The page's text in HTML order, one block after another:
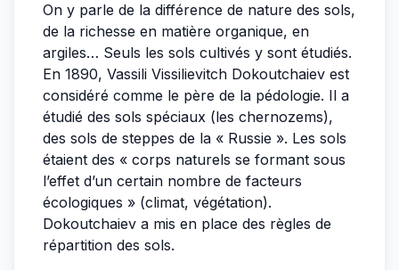
On y parle de la différence de nature des sols,
de la richesse en matière organique, en
argiles… Seuls les sols cultivés y sont étudiés.
En 1890, Vassili Vissilievitch Dokoutchaiev est
considéré comme le père de la pédologie. Il a
étudié des sols spéciaux (les chernozems),
des sols de steppes de la « Russie ». Les sols
étaient des « corps naturels se formant sous
l’effet d’un certain nombre de facteurs
écologiques » (climat, végétation).
Dokoutchaiev a mis en place des règles de
répartition des sols.